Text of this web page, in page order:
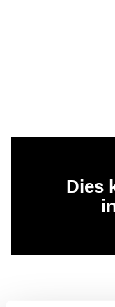
Dies